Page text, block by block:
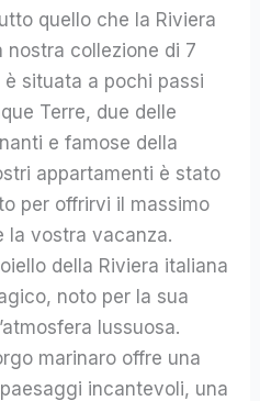
quello che la Riviera
nostra collezione di 7
situata a pochi passi
Terre, due delle
e famose della
appartamenti è stato
per offrirvi il massimo
la vostra vacanza.
della Riviera italiana
noto per la sua
lussuosa.
marinaro offre una
incantevoli, una